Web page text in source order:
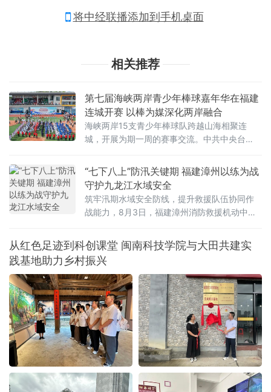
将中经联播添加到手机桌面
相关推荐
第七届海峡两岸青少年棒球嘉年华在福建
连城开赛 以棒为媒深化两岸融合
海峡两岸15支青少年棒球队跨越山海相聚连
城，开展为期一周的赛事交流。中共中央台
副省长江尔雄，中国
“七下八上”防汛关键期 福建漳州以练为战
守护九龙江水域安全
筑牢汛期水域安全防线，提升救援队伍协同作
战能力，8月3日，福建漳州消防救援机动中队
展水域救援实战化演练。
从红色足迹到科创课堂 闽南科技学院与大田共建实
践基地助力乡村振兴